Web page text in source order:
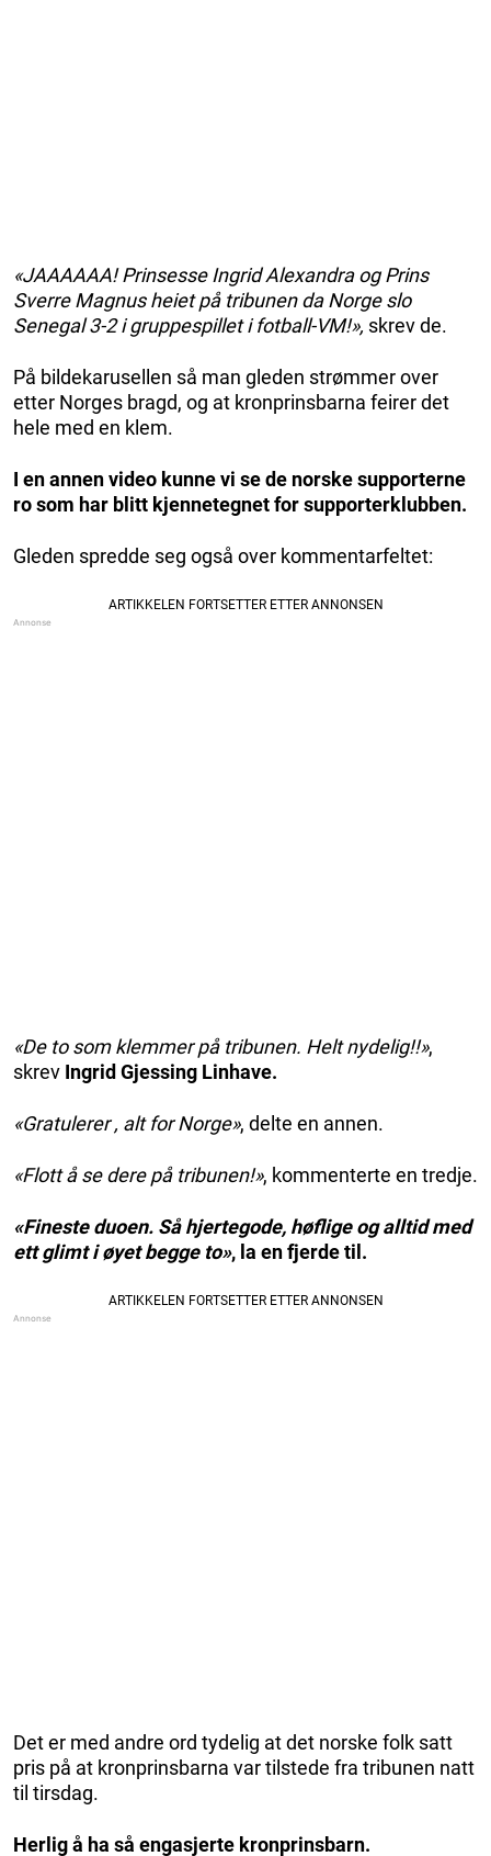
«JAAAAAA! Prinsesse Ingrid Alexandra og Prins
Sverre Magnus heiet på tribunen da Norge slo
Senegal 3-2 i gruppespillet i fotball-VM!», skrev de.
På bildekarusellen så man gleden strømmer over
etter Norges bragd, og at kronprinsbarna feirer det
hele med en klem.
I en annen video kunne vi se de norske supporterne
ro som har blitt kjennetegnet for supporterklubben.
Gleden spredde seg også over kommentarfeltet:
«De to som klemmer på tribunen. Helt nydelig!!»,
skrev Ingrid Gjessing Linhave.
«Gratulerer , alt for Norge», delte en annen.
«Flott å se dere på tribunen!», kommenterte en tredje.
«Fineste duoen. Så hjertegode, høflige og alltid med
ett glimt i øyet begge to», la en fjerde til.
Det er med andre ord tydelig at det norske folk satt
pris på at kronprinsbarna var tilstede fra tribunen natt
til tirsdag.
Herlig å ha så engasjerte kronprinsbarn.